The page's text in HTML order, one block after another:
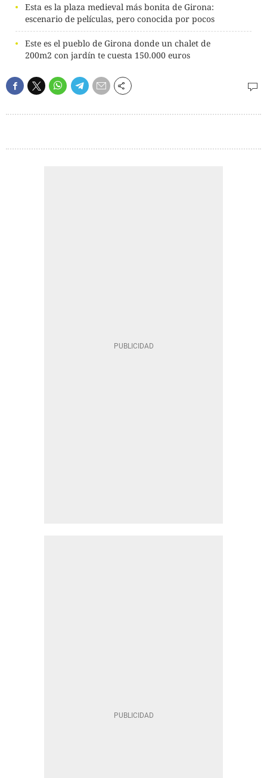
Esta es la plaza medieval más bonita de Girona:
escenario de películas, pero conocida por pocos
Este es el pueblo de Girona donde un chalet de
200m2 con jardín te cuesta 150.000 euros